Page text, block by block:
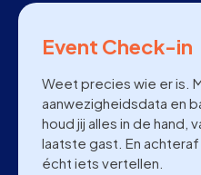
Event Check-in
Weet precies wie er is.
aanwezigheidsdata en
houd jij alles in de hand,
laatste gast. En
écht iets vertellen.